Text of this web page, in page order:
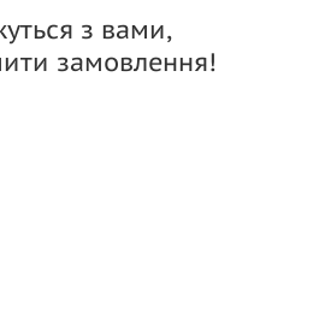
з вами,
замовлення!